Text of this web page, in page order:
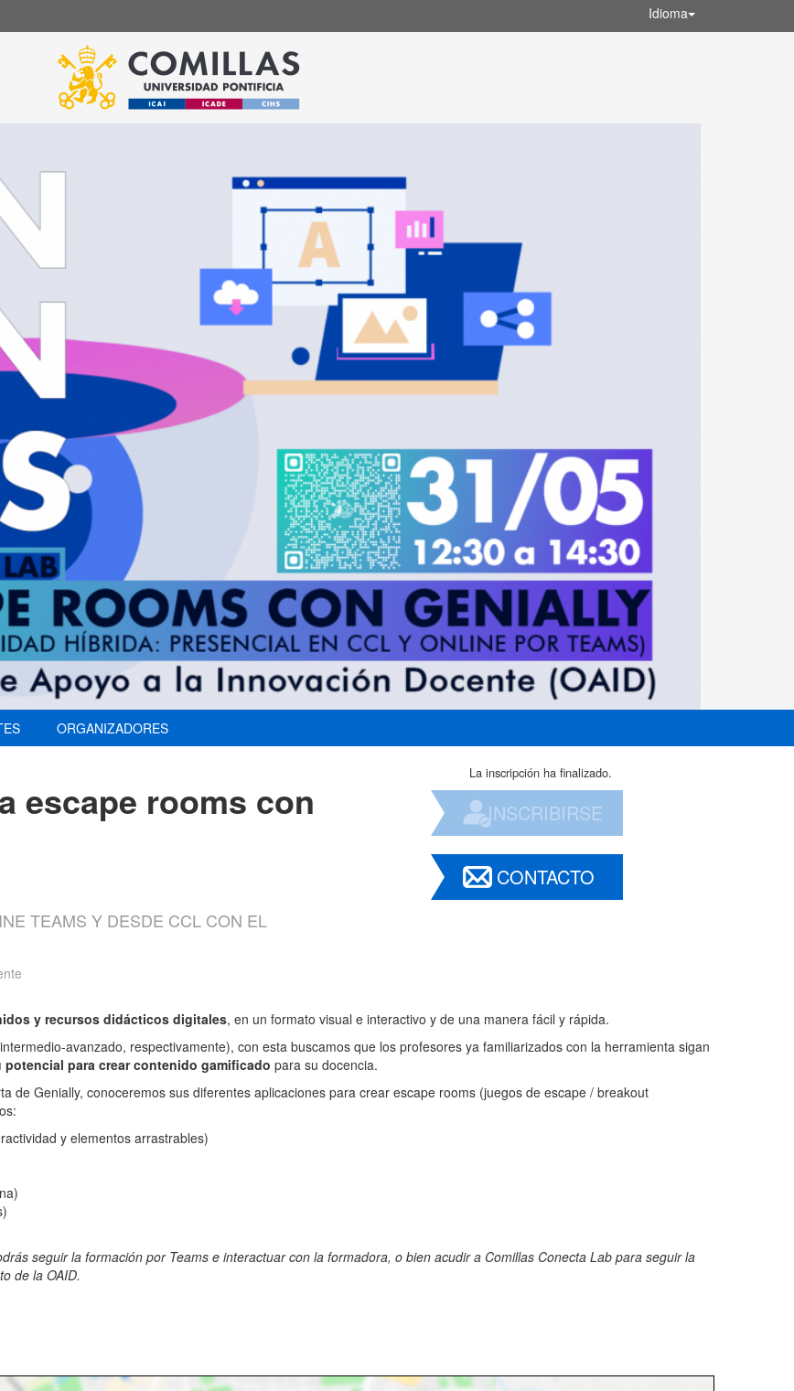
Idioma
ORGANIZADORES
escape rooms con
TEAMS Y DESDE CCL CON EL
La inscripción ha finalizado.
INSCRIBIRSE
CONTACTO
y recursos didácticos digitales, en un formato visual e interactivo y de una manera fácil y rápida.
avanzado, respectivamente), con esta buscamos que los profesores ya familiarizados con la herramienta sigan
potencial para crear contenido gamificado para su docencia.
de Genially, conoceremos sus diferentes aplicaciones para crear escape rooms (juegos de escape / breakout
y elementos arrastrables)
seguir la formación por Teams e interactuar con la formadora, o bien acudir a Comillas Conecta Lab para seguir la
de la OAID.